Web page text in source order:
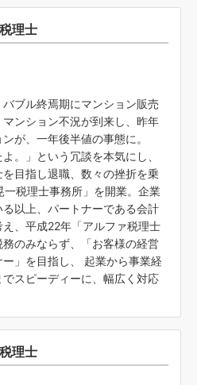
理士
ブル終焉期にマンション販売
ンション不況が到来し、昨年
が、一年後半値の事態に。
。」という冗談を本気にし、
を目指し退職、数々の挫折を乗
一税理士事務所」を開業。企業
以上、パートナーである会計
、平成22年「アルファ税理士
のみならず、「お客様の経営
」を目指し、 起業から事業経
スピーディーに、幅広く対応
理士